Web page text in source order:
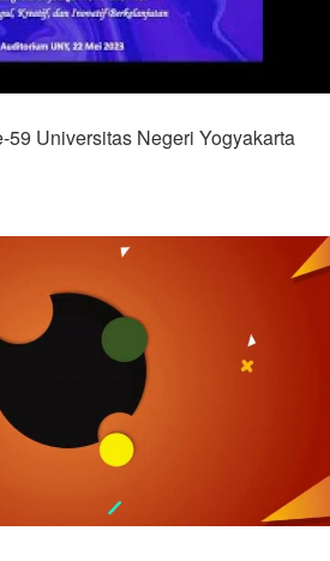
Universitas Negeri Yogyakarta